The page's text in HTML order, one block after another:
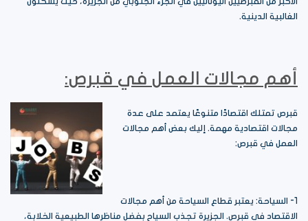
الغالبية الدينية.
أهم مجالات العمل في قبرص:
قبرص تمتلك اقتصادًا متنوعًا يعتمد على عدة
مجالات اقتصادية مهمة. إليك بعض أهم مجالات
العمل في قبرص:
1- السياحة: يعتبر قطاع السياحة من أهم مجالات
الاقتصاد في قبرص. الجزيرة تجذب السياح بفضل مناظرها الطبيعية الخلابة،